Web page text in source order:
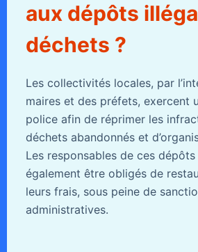
aux dépôts
déchets ?
Les collectivités locales, par
maires et des préfets, exercent
police afin de réprimer les
déchets abandonnés et
Les responsables de ces
également être obligés de
leurs frais, sous peine de
administratives.